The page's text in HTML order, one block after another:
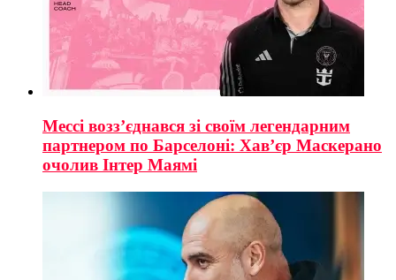
Мессі возз’єднався зі своїм легендарним
партнером по Барселоні: Хав’єр Маскерано
очолив Інтер Маямі